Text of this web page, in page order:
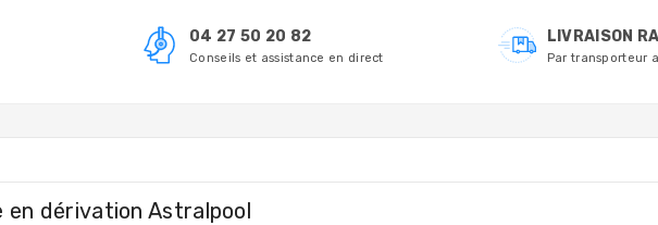
04 27 50 20 82
Conseils et assistance en direct
LIVRAISON
Par transporteur
en dérivation Astralpool